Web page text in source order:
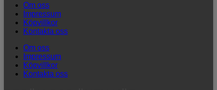
Om oss
Impressum
Köpvillkor
Kontakta oss
Om oss
Impressum
Köpvillkor
Kontakta oss